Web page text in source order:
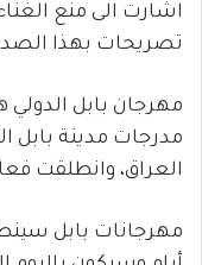
اشارت الى منع
تصريحات بهذا
مهرجان بابل
مدرجات مدينة بابل
العراق، وانطلقت